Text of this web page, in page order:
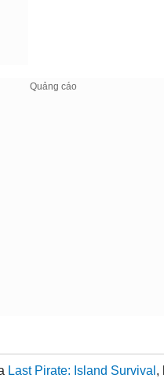
Last Pirate: Island Surviva‪l‬ ,